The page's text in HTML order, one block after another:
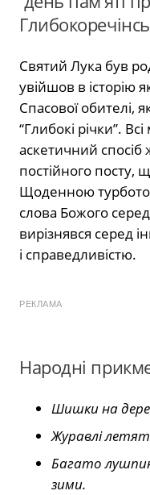
Святий Лука був
увійшов в історію
Спасової обителі,
“Глибокі річки”.
аскетичний спосіб
постійного посту,
Щоденною
слова Божого
вирізнявся серед
і справедливістю.
РЕКЛАМА
Народні
Шишки на
Журавлі
Багато
зими.